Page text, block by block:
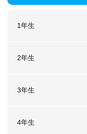
1年生
2年生
3年生
4年生